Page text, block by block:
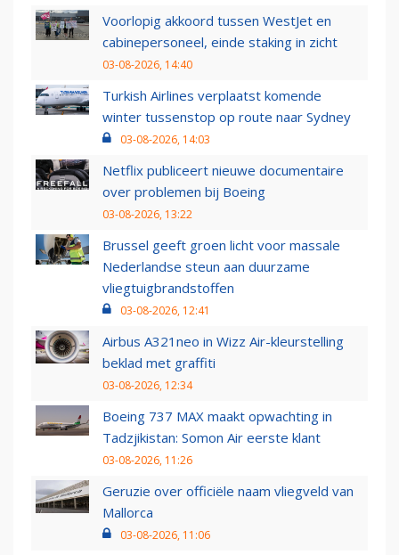
Voorlopig akkoord tussen WestJet en
cabinepersoneel, einde staking in zicht
03-08-2026, 14:40
Turkish Airlines verplaatst komende
winter tussenstop op route naar Sydney
03-08-2026, 14:03
Netflix publiceert nieuwe documentaire
over problemen bij Boeing
03-08-2026, 13:22
Brussel geeft groen licht voor massale
Nederlandse steun aan duurzame
vliegtuigbrandstoffen
03-08-2026, 12:41
Airbus A321neo in Wizz Air-kleurstelling
beklad met graffiti
03-08-2026, 12:34
Boeing 737 MAX maakt opwachting in
Tadzjikistan: Somon Air eerste klant
03-08-2026, 11:26
Geruzie over officiële naam vliegveld van
Mallorca
03-08-2026, 11:06